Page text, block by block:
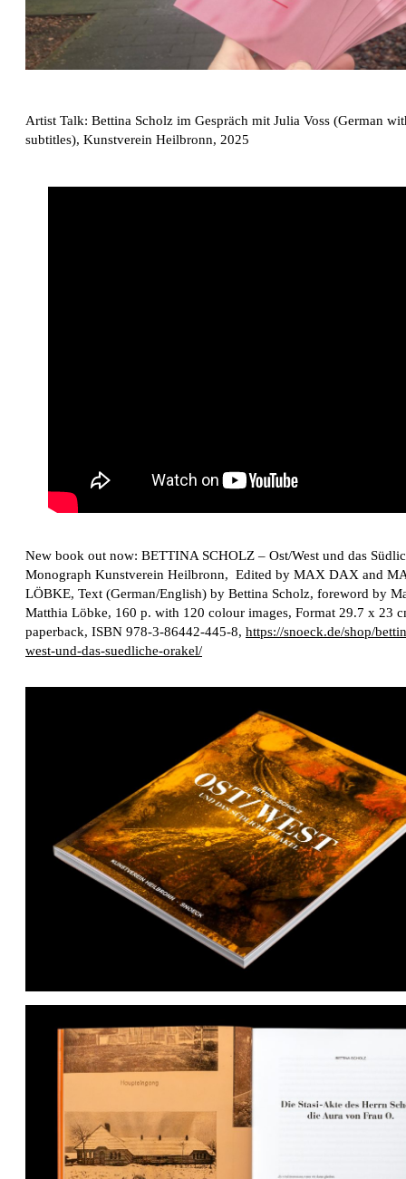
Artist Talk: Bettina Scholz im Gespräch mit Julia Voss (German
subtitles), Kunstverein Heilbronn, 2025
New book out now: BETTINA SCHOLZ – Ost/West und das
Monograph Kunstverein Heilbronn, Edited by MAX DAX and
LÖBKE, Text (German/English) by Bettina Scholz, foreword by
Matthia Löbke, 160 p. with 120 colour images, Format 29.7 x 23
paperback, ISBN 978-3-86442-445-8, https://snoeck.de/shop/
west-und-das-suedliche-orakel/